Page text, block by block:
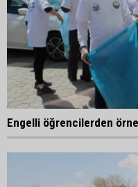
Engelli öğrencilerden